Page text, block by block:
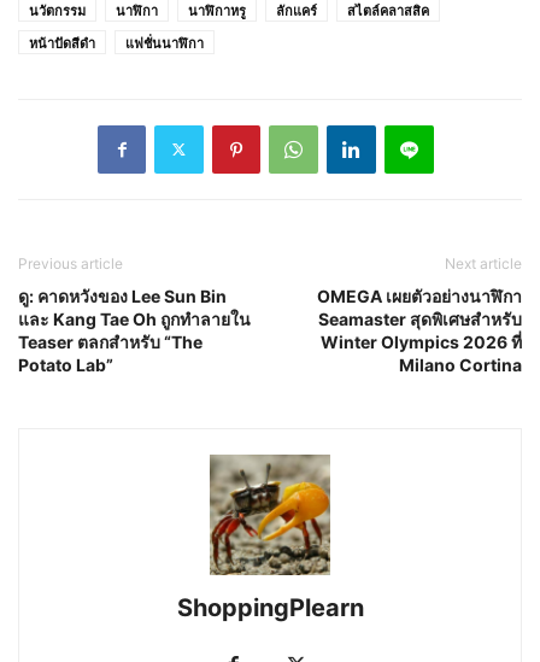
นวัตกรรม
นาฬิกา นาฬิกาหรู ลักแคร์
สไตล์คลาสสิค
หน้าปัดสีดำ
แฟชั่นนาฬิกา
Previous article
ดู: คาดหวังของ Lee Sun Bin
และ Kang Tae Oh ถูกทำลายใน
Teaser ตลกสำหรับ “The
Potato Lab”
Next article
OMEGA เผยตัวอย่างนาฬิกา
Seamaster สุดพิเศษสำหรับ
Winter Olympics 2026 ที่
Milano Cortina
ShoppingPlearn